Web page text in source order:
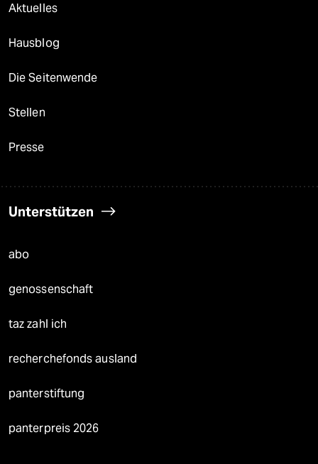
Aktuelles
Hausblog
Die Seitenwende
Stellen
Presse
Unterstützen
abo
genossenschaft
taz zahl ich
recherchefonds ausland
panterstiftung
panterpreis 2026